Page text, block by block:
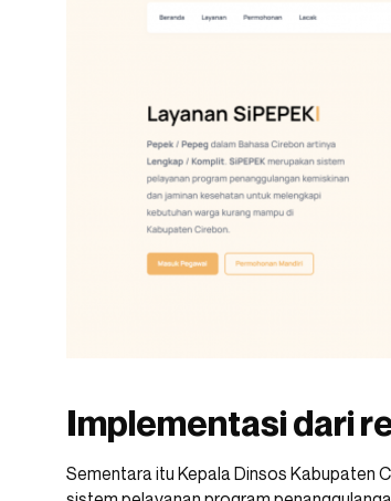
Implementasi dari
Sementara itu Kepala Dinsos Kabupaten